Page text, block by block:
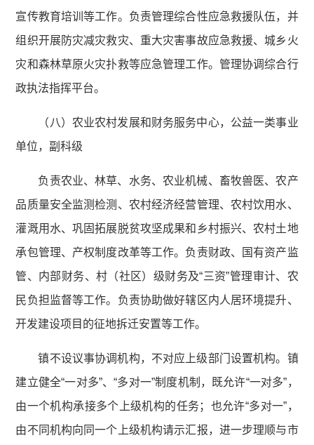
宣传教育培训等工作。负责管理综合性应急救援队伍，并
组织开展防灾减灾救灾、重大灾害事故应急救援、城乡火
灾和森林草原火灾扑救等应急管理工作。管理协调综合行
政执法指挥平台。
（八）农业农村发展和财务服务中心，公益一类事业
单位，副科级
负责农业、林草、水务、农业机械、畜牧兽医、农产
品质量安全监测检测、农村经济经营管理、农村饮用水、
灌溉用水、巩固拓展脱贫攻坚成果和乡村振兴、农村土地
承包管理、产权制度改革等工作。负责财政、国有资产监
管、内部财务、村（社区）级财务及“三资”管理审计、农
民负担监督等工作。负责协助做好辖区内人居环境提升、
开发建设项目的征地拆迁安置等工作。
镇不设议事协调机构，不对应上级部门设置机构。镇
建立健全“一对多”、“多对一”制度机制，既允许“一对多”，
由一个机构承接多个上级机构的任务；也允许“多对一”，
由不同机构向同一个上级机构请示汇报，进一步理顺与市